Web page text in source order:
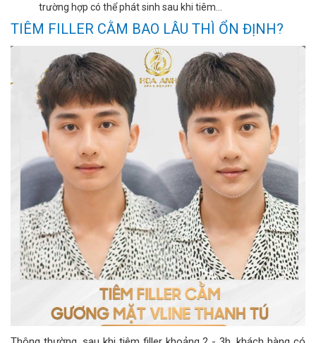
trường hợp có thể phát sinh sau khi tiêm...
TIÊM FILLER CẰM BAO LÂU THÌ ỔN ĐỊNH?